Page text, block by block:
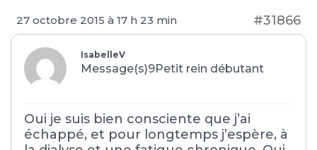
27 octobre 2015 à 17 h 23 min #31866
IsabelleV
Message(s)9Petit rein débutant
Oui je suis bien consciente que j’ai
échappé, et pour longtemps j’espère, à